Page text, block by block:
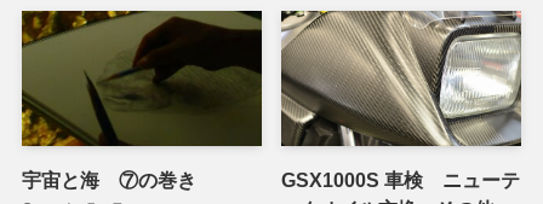
宇宙と海 ⑦の巻き
GSX1000S 車検 ニューテ